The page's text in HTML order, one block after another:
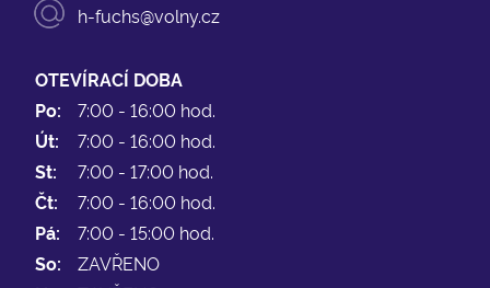
h-fuchs@volny.cz
OTEVÍRACÍ DOBA
Po:
7:00 - 16:00 hod.
Út:
7:00 - 16:00 hod.
St:
7:00 - 17:00 hod.
Čt:
7:00 - 16:00 hod.
Pá:
7:00 - 15:00 hod.
So:
ZAVŘENO